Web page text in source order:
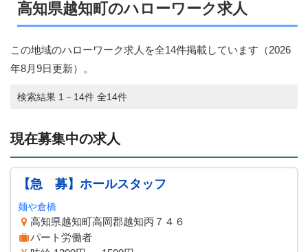
高知県越知町のハローワーク求人
この地域のハローワーク求人を全14件掲載しています（2026
年8月9日更新）。
検索結果 1－14件 全14件
現在募集中の求人
【急 募】ホールスタッフ
麺や倉橋
高知県越知町高岡郡越知丙７４６
パート労働者